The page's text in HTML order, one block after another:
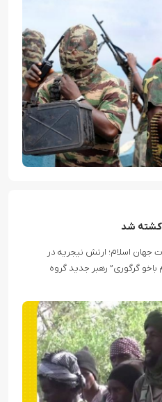
کشته شد
جهان اسلام؛ ارتش نیجریه در
باخو گرگوری” رهبر جدید گروه